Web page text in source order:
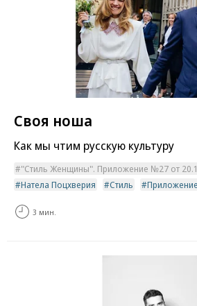
Своя ноша
Как мы чтим русскую культуру
"Стиль Женщины". Приложение №27 от
Натела Поцхверия
Стиль Приложение
3 мин.